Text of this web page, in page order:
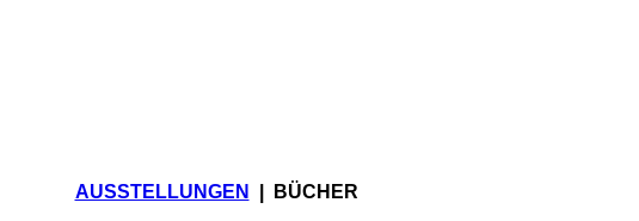
AUSSTELLUNGEN | BÜCHER